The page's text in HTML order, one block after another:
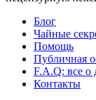
Блог
Чайные
Помощь
Публичная
F.A.Q: все о
Контакты